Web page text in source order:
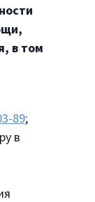
в том
89;
в